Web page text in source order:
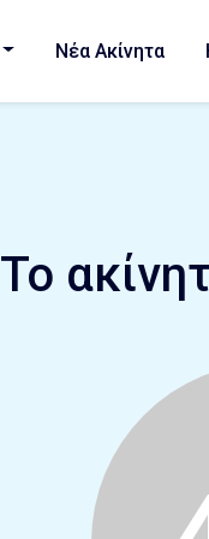
Νέα Ακίνητα
Το